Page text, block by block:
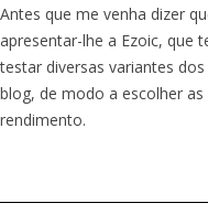
Antes que me venha dizer
apresentar-lhe a Ezoic, que
testar diversas variantes
blog, de modo a escolher
rendimento.